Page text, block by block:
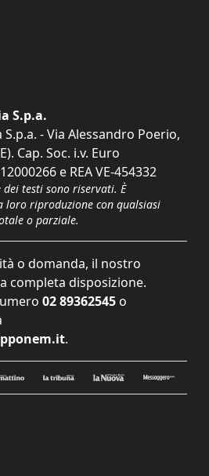
S.p.a.
- Via Alessandro Poerio,
Cap. Soc. i.v. Euro
e REA VE-454332
testi sono riservati. È
loro riproduzione con qualsiasi
o parziale.
o domanda, il nostro
completa disposizione.
02 89362545 o
.